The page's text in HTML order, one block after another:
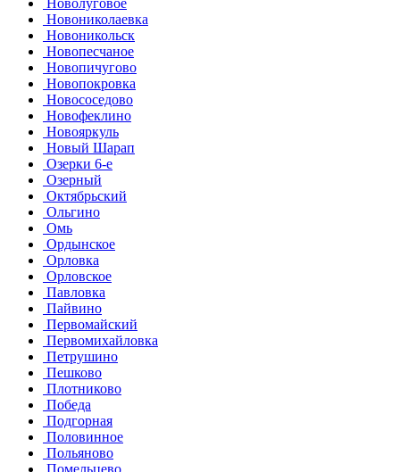
Новониколаевка
Новоникольск
Новопесчаное
Новопичугово
Новопокровка
Новососедово
Новофеклино
Новояркуль
Новый Шарап
Озерки 6-е
Озерный
Октябрьский
Ольгино
Омь
Ордынское
Орловка
Орловское
Павловка
Пайвино
Первомайский
Первомихайловка
Петрушино
Пешково
Плотниково
Победа
Подгорная
Половинное
Польяново
Помельцево